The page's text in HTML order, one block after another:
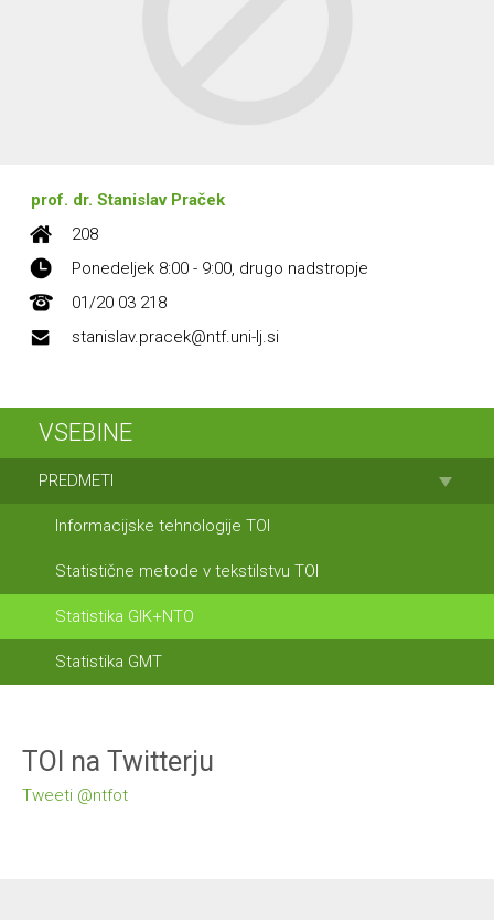
prof. dr. Stanislav Praček
208
Ponedeljek 8:00 - 9:00, drugo nadstropje
01/20 03 218
stanislav.pracek@ntf.uni-lj.si
VSEBINE
PREDMETI
Informacijske tehnologije TOI
Statistične metode v tekstilstvu TOI
Statistika GIK+NTO
Statistika GMT
TOI na Twitterju
Tweeti @ntfot